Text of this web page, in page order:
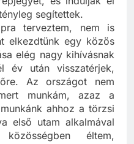
és induljak el
segítettek.
terveztem, nem is
elkezdtünk egy közös
elég nagy kihívásnak
év után visszatérjek,
Az országot nem
munkám, azaz a
ahhoz a törzsi
első utam alkalmával